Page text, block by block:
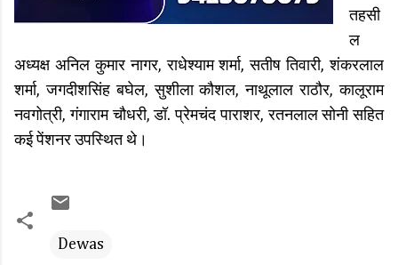
तहसी
ल
अध्यक्ष अनिल कुमार नागर, राधेश्याम शर्मा, सतीष तिवारी, शंकरलाल
शर्मा, जगदीशसिंह बघेल, सुशीला कौशल, नाथूलाल राठौर, कालूराम
नवगोत्री, गंगाराम चौधरी, डॉ. प्रेमचंद पाराशर, रतनलाल सोनी सहित
कई पेंशनर उपस्थित थे।
Dewas